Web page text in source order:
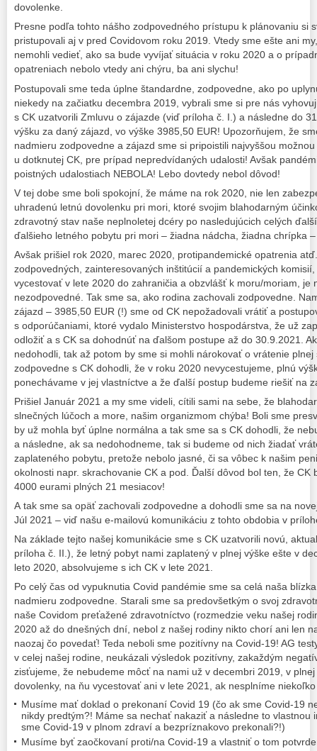
dovolenke.
Presne podľa tohto nášho zodpovedného prístupu k plánovaniu si
pristupovali aj v pred Covidovom roku 2019. Vtedy sme ešte ani
nemohli vedieť, ako sa bude vyvíjať situácia v roku 2020 a o
opatreniach nebolo vtedy ani chýru, ba ani slychu!
Postupovali sme teda úplne štandardne, zodpovedne, ako po
niekedy na začiatku decembra 2019, vybrali sme si pre nás
s CK uzatvorili Zmluvu o zájazde (viď príloha č. I.) a následne do
výšku za daný zájazd, vo výške 3985,50 EUR! Upozorňujem, že
nadmieru zodpovedne a zájazd sme si pripoistili najvyššou
u dotknutej CK, pre prípad nepredvídaných udalosti! Avšak
poistných udalostiach NEBOLA! Lebo dovtedy nebol dôvod!
V tej dobe sme boli spokojní, že máme na rok 2020, nie len
uhradenú letnú dovolenku pri mori, ktoré svojim blahodarným
zdravotný stav naše neplnoletej dcéry po nasledujúcich celých
ďalšieho letného pobytu pri mori – žiadna nádcha, žiadna chrípka
Avšak prišiel rok 2020, marec 2020, protipandemické opatrenia
zodpovedných, zainteresovaných inštitúcií a pandemických
vycestovať v lete 2020 do zahraničia a obzvlášť k moru/moriam, je
nezodpovedné. Tak sme sa, ako rodina zachovali zodpovedne.
zájazd – 3985,50 EUR (!) sme od CK nepožadovali vrátiť a
s odporúčaniami, ktoré vydalo Ministerstvo hospodárstva, že už
odložiť a s CK sa dohodnúť na ďalšom postupe až do 30.9.2021.
nedohodli, tak až potom by sme si mohli nárokovať o vrátenie
zodpovedne s CK dohodli, že v roku 2020 nevycestujeme, plnú
ponechávame v jej vlastníctve a že ďalší postup budeme riešiť na
Prišiel Január 2021 a my sme videli, cítili sami na sebe, že
slnečných lúčoch a more, našim organizmom chýba! Boli sme
by už mohla byť úplne normálna a tak sme sa s CK dohodli, že
a následne, ak sa nedohodneme, tak si budeme od nich žiadať
zaplateného pobytu, pretože nebolo jasné, či sa vôbec k našim
okolnosti napr. skrachovanie CK a pod. Ďalší dôvod bol ten, že CK
4000 eurami plných 21 mesiacov!
A tak sme sa opäť zachovali zodpovedne a dohodli sme sa na
Júl 2021 – viď našu e-mailovú komunikáciu z tohto obdobia v
Na základe tejto našej komunikácie sme s CK uzatvorili novú,
príloha č. II.), že letný pobyt nami zaplatený v plnej výške ešte v
leto 2020, absolvujeme s ich CK v lete 2021.
Po celý čas od vypuknutia Covid pandémie sme sa celá naša
nadmieru zodpovedne. Starali sme sa predovšetkým o svoj
naše Covidom preťažené zdravotníctvo (rozmedzie veku našej
2020 až do dnešných dní, nebol z našej rodiny nikto chorí ani len
naozaj čo povedať! Teda neboli sme pozitívny na Covid-19! AG
v celej našej rodine, neukázali výsledok pozitívny, zakaždým
zisťujeme, že nebudeme môcť na nami už v decembri 2019, v
dovolenky, na ňu vycestovať ani v lete 2021, ak nesplníme
Musíme mať doklad o prekonaní Covid 19 (čo ak sme Covid-19
nikdy predtým?! Máme sa nechať nakaziť a následne to vlastnou
sme Covid-19 v plnom zdraví a bezpríznakovo prekonali?!)
Musíme byť zaočkovaní proti/na Covid-19 a vlastniť o tom